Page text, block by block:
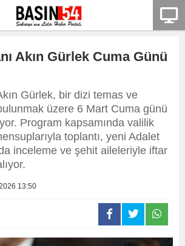
Akın Gürlek Cuma Günü
Gürlek, bir dizi temas ve
üzere 6 Mart Cuma günü
Program kapsamında valilik
toplantı, yeni Adalet
inceleme ve şehit aileleriyle iftar
13:50